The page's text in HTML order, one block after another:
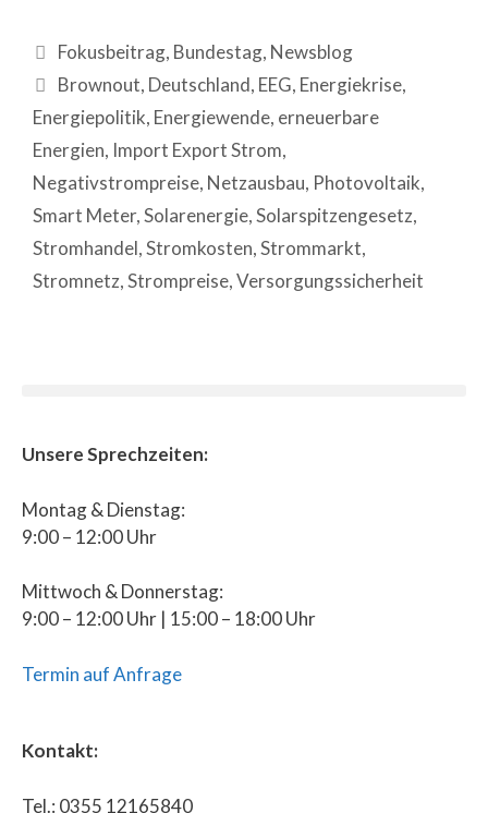
Fokusbeitrag, Bundestag, Newsblog
Brownout, Deutschland, EEG, Energiekrise,
Energiepolitik, Energiewende, erneuerbare
Energien, Import Export Strom,
Negativstrompreise, Netzausbau, Photovoltaik,
Smart Meter,Solarenergie,Solarspitzengesetz,
Stromhandel,Stromkosten,Strommarkt,
Stromnetz,Strompreise,Versorgungssicherheit
Unsere Sprechzeiten:
Montag & Dienstag:
9:00 – 12:00 Uhr
Mittwoch & Donnerstag:
9:00 – 12:00 Uhr | 15:00 – 18:00 Uhr
Termin auf Anfrage
Kontakt:
Tel.: 0355 12165840